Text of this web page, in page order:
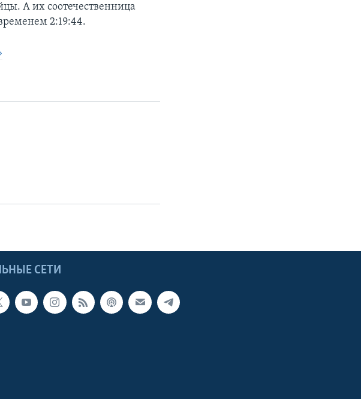
А их соотечественница
2:19:44.
СЕТИ